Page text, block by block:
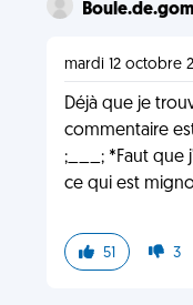
mardi 12 octobre
Déjà que je
commentaire
;___; *Faut que
ce qui est
51 3